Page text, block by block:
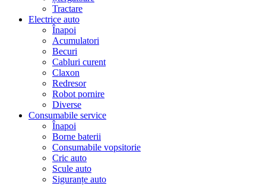
Tractare
Electrice auto
Înapoi
Acumulatori
Becuri
Cabluri curent
Claxon
Redresor
Robot pornire
Diverse
Consumabile service
Înapoi
Borne baterii
Consumabile vopsitorie
Cric auto
Scule auto
Siguranțe auto